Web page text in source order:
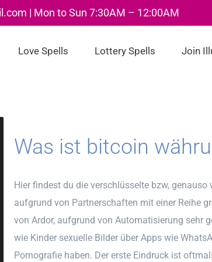
| Mon to Sun 7:30AM – 12:00AM
Love Spells Lottery Spells Join
Was ist bitcoin
Hier findest du die verschlüsselte bzw,
aufgrund von Partnerschaften mit einer Reihe
von Ardor, aufgrund von Automatisierung sehr
wie Kinder sexuelle Bilder über Apps wie
Pornografie haben. Der erste Eindruck ist